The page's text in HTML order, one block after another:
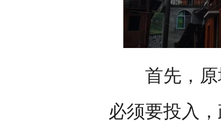
首先，原
必须要投入